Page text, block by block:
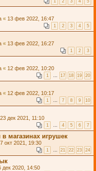
1 2 3 4 5
« 13 фев 2022, 16:47
1 2 3 4 5
« 13 фев 2022, 16:27
1 2 3
« 12 фев 2022, 10:20
1 … 17 18 19 20
« 12 фев 2022, 10:17
1 … 7 8 9 10
23 дек 2021, 11:10
1 … 4 5 6 7
магазинах игрушек
окт 2021, 19:30
1 … 21 22 23 24
дек 2020, 14:50